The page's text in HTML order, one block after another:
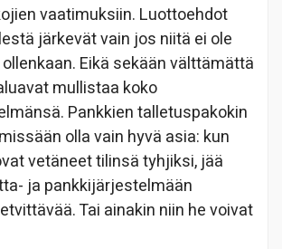
vaatimuksiin. Luottoehdot
järkevät vain jos niitä ei ole
Eikä sekään välttämättä
mullistaa koko
Pankkien talletuspakokin
olla vain hyvä asia: kun
vetäneet tilinsä tyhjiksi, jää
ja pankkijärjestelmään
Tai ainakin niin he voivat